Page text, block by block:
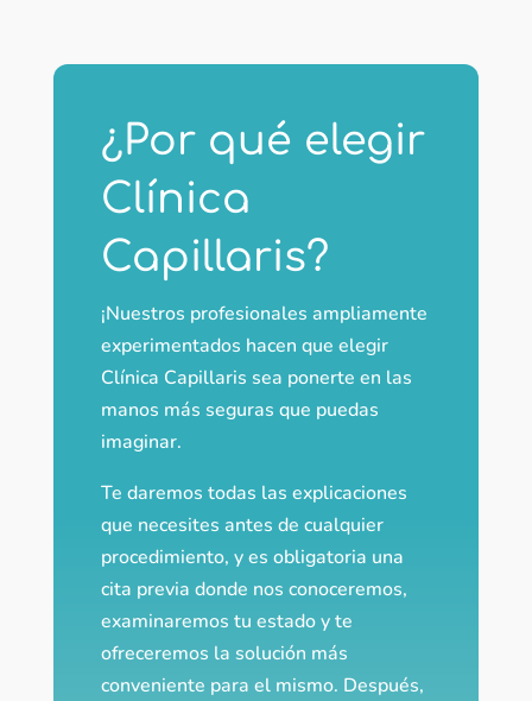
¿Por qué elegir
Clínica
Capillaris?
¡Nuestros profesionales ampliamente
experimentados hacen que elegir
Clínica Capillaris sea ponerte en las
manos más seguras que puedas
imaginar.
Te daremos todas las explicaciones
que necesites antes de cualquier
procedimiento, y es obligatoria una
cita previa donde nos conoceremos,
examinaremos tu estado y te
ofreceremos la solución más
conveniente para el mismo. Después,